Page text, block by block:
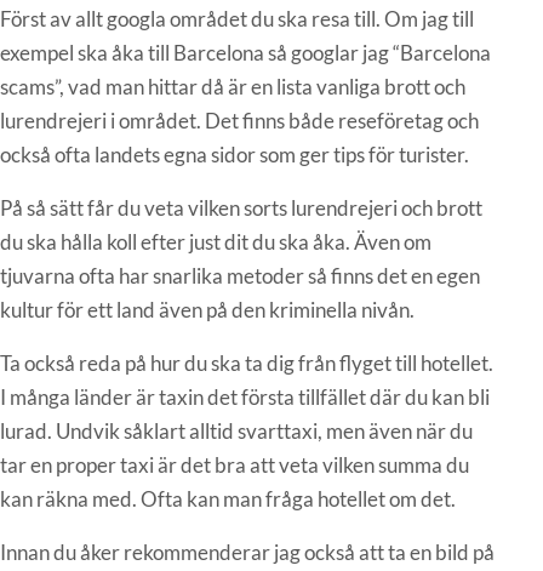
Först av allt googla området du ska resa till. Om jag till
exempel ska åka till Barcelona så googlar jag “Barcelona
scams”, vad man hittar då är en lista vanliga brott och
lurendrejeri i området. Det finns både reseföretag och
också ofta landets egna sidor som ger tips för turister.
På så sätt får du veta vilken sorts lurendrejeri och brott
du ska hålla koll efter just dit du ska åka. Även om
tjuvarna ofta har snarlika metoder så finns det en egen
kultur för ett land även på den kriminella nivån.
Ta också reda på hur du ska ta dig från flyget till hotellet.
I många länder är taxin det första tillfället där du kan bli
lurad. Undvik såklart alltid svarttaxi, men även när du
tar en proper taxi är det bra att veta vilken summa du
kan räkna med. Ofta kan man fråga hotellet om det.
Innan du åker rekommenderar jag också att ta en bild på